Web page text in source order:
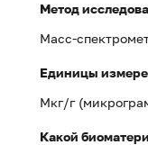
Метод
Масс-
Единицы
Мкг/г
Какой